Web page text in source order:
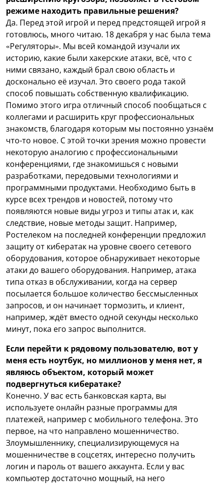
режиме находить правильные решения?
Да. Перед этой игрой и перед предстоящей игрой я
готовлюсь, много читаю. 18 декабря у нас была тема
«Регуляторы». Мы всей командой изучали их
историю, какие были хакерские атаки, всё, что с
ними связано, каждый брал свою область и
досконально её изучал. Это своего рода такой
способ повышать собственную квалификацию.
Помимо этого игра отличный способ пообщаться с
коллегами и расширить круг профессиональных
знакомств, благодаря которым мы постоянно узнаём
что-то новое. С этой точки зрения можно провести
некоторую аналогию с профессиональными
конференциями, где знакомишься с новыми
разработками, передовыми технологиями и
программными продуктами. Необходимо быть в
курсе всех трендов и новостей, потому что
появляются новые виды угроз и типы атак и, как
следствие, новые методы защит. Например,
Ростелеком на последней конференции предложил
защиту от кибератак на уровне своего сетевого
оборудования, которое обнаруживает некоторые
атаки до вашего оборудования. Например, атака
типа отказ в обслуживании, когда на сервер
посылается большое количество бессмысленных
запросов, и он начинает тормозить, и клиент,
например, ждёт вместо одной секунды несколько
минут, пока его запрос выполнится.
Если перейти к рядовому пользователю, вот у
меня есть ноутбук, но миллионов у меня нет, я
являюсь объектом, который может
подвергнуться кибератаке?
Конечно. У вас есть банковская карта, вы
используете онлайн разные программы для
платежей, например с мобильного телефона. Это
первое, на что направлено мошенничество.
Злоумышленнику, специализирующемуся на
мошенничестве в соцсетях, интересно получить
логин и пароль от вашего аккаунта. Если у вас
компьютер достаточно мощный, на него